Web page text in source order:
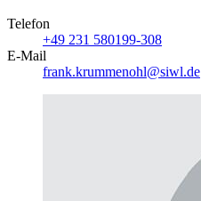
Telefon
+49 231 580199-308
E-Mail
frank.krummenohl@siwl.de